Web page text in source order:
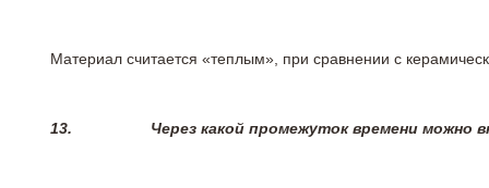
Материал считается «теплым», при сравнении с
13. Через какой промежуток времени можно